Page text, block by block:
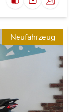
Neufahrzeug